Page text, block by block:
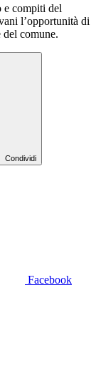
e compiti del
l’opportunità di
del comune.
Condividi
Facebook